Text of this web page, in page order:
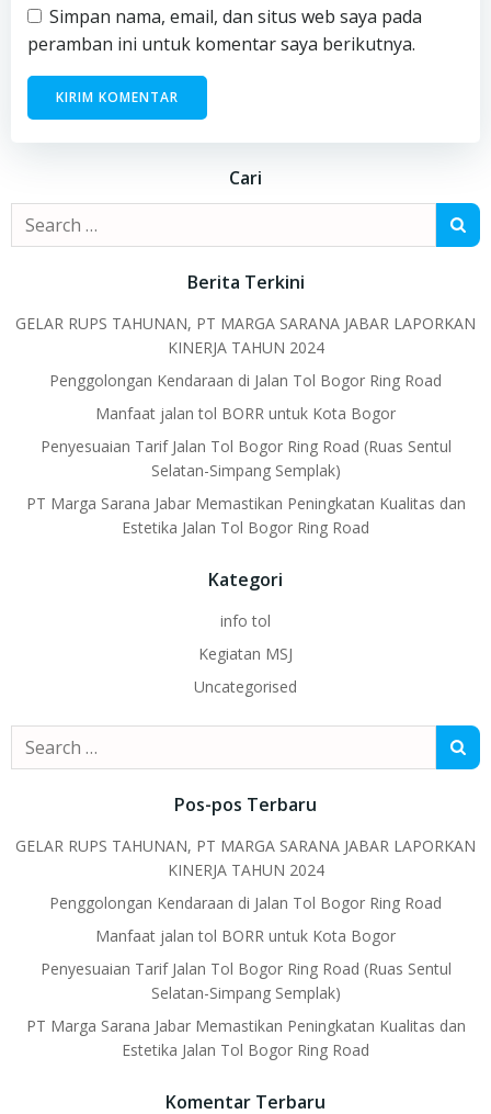
Simpan nama, email, dan situs web saya pada
peramban ini untuk komentar saya berikutnya.
Cari
Search
for:
Berita Terkini
GELAR RUPS TAHUNAN, PT MARGA SARANA JABAR LAPORKAN
KINERJA TAHUN 2024
Penggolongan Kendaraan di Jalan Tol Bogor Ring Road
Manfaat jalan tol BORR untuk Kota Bogor
Penyesuaian Tarif Jalan Tol Bogor Ring Road (Ruas Sentul
Selatan-Simpang Semplak)
PT Marga Sarana Jabar Memastikan Peningkatan Kualitas dan
Estetika Jalan Tol Bogor Ring Road
Kategori
info tol
Kegiatan MSJ
Uncategorised
Search
for:
Pos-pos Terbaru
GELAR RUPS TAHUNAN, PT MARGA SARANA JABAR LAPORKAN
KINERJA TAHUN 2024
Penggolongan Kendaraan di Jalan Tol Bogor Ring Road
Manfaat jalan tol BORR untuk Kota Bogor
Penyesuaian Tarif Jalan Tol Bogor Ring Road (Ruas Sentul
Selatan-Simpang Semplak)
PT Marga Sarana Jabar Memastikan Peningkatan Kualitas dan
Estetika Jalan Tol Bogor Ring Road
Komentar Terbaru